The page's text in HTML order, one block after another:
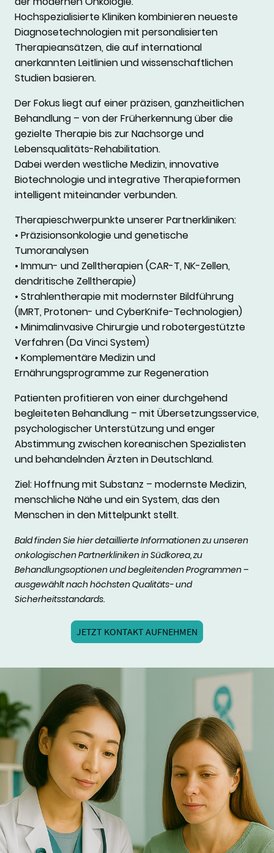
Hochspezialisierte Kliniken kombinieren neueste
Diagnosetechnologien mit personalisierten
Therapieansätzen, die auf international
anerkannten Leitlinien und wissenschaftlichen
Studien basieren.
Der Fokus liegt auf einer präzisen, ganzheitlichen
Behandlung – von der Früherkennung über die
gezielte Therapie bis zur Nachsorge und
Lebensqualitäts-Rehabilitation.
Dabei werden westliche Medizin, innovative
Biotechnologie und integrative Therapieformen
intelligent miteinander verbunden.
Therapieschwerpunkte unserer Partnerkliniken:
• Präzisionsonkologie und genetische
Tumoranalysen
• Immun- und Zelltherapien (CAR-T, NK-Zellen,
dendritische Zelltherapie)
• Strahlentherapie mit modernster Bildführung
(IMRT, Protonen- und CyberKnife-Technologien)
• Minimalinvasive Chirurgie und robotergestützte
Verfahren (Da Vinci System)
• Komplementäre Medizin und
Ernährungsprogramme zur Regeneration
Patienten profitieren von einer durchgehend
begleiteten Behandlung – mit Übersetzungsservice,
psychologischer Unterstützung und enger
Abstimmung zwischen koreanischen Spezialisten
und behandelnden Ärzten in Deutschland.
Ziel: Hoffnung mit Substanz – modernste Medizin,
menschliche Nähe und ein System, das den
Menschen in den Mittelpunkt stellt.
Bald finden Sie hier detaillierte Informationen zu unseren
onkologischen Partnerkliniken in Südkorea, zu
Behandlungsoptionen und begleitenden Programmen –
ausgewählt nach höchsten Qualitäts- und
Sicherheitsstandards.
JETZT KONTAKT AUFNEHMEN